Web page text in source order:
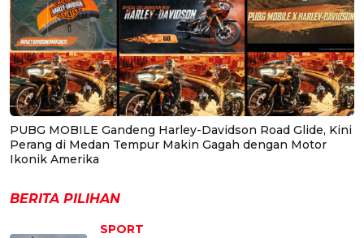
PUBG MOBILE Gandeng Harley-Davidson Road Glide, Kini
Perang di Medan Tempur Makin Gagah dengan Motor
Ikonik Amerika
BERITA PILIHAN
SPORT